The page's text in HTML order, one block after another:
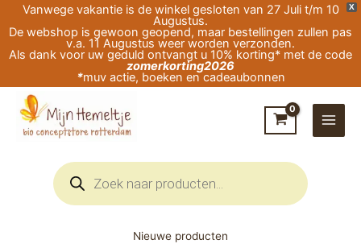
X
Vanwege vakantie is de winkel gesloten van 27 Juli t/m 10
Augustus.
De webshop is gewoon geopend, maar bestellingen zullen pas
v.a. 11 Augustus weer worden verzonden.
Als dank voor uw geduld ontvangt u 10% korting* met de code
zomerkorting2026
*muv actie, boeken en cadeaubonnen
naar
de
Producten
zoeken
Nieuwe producten